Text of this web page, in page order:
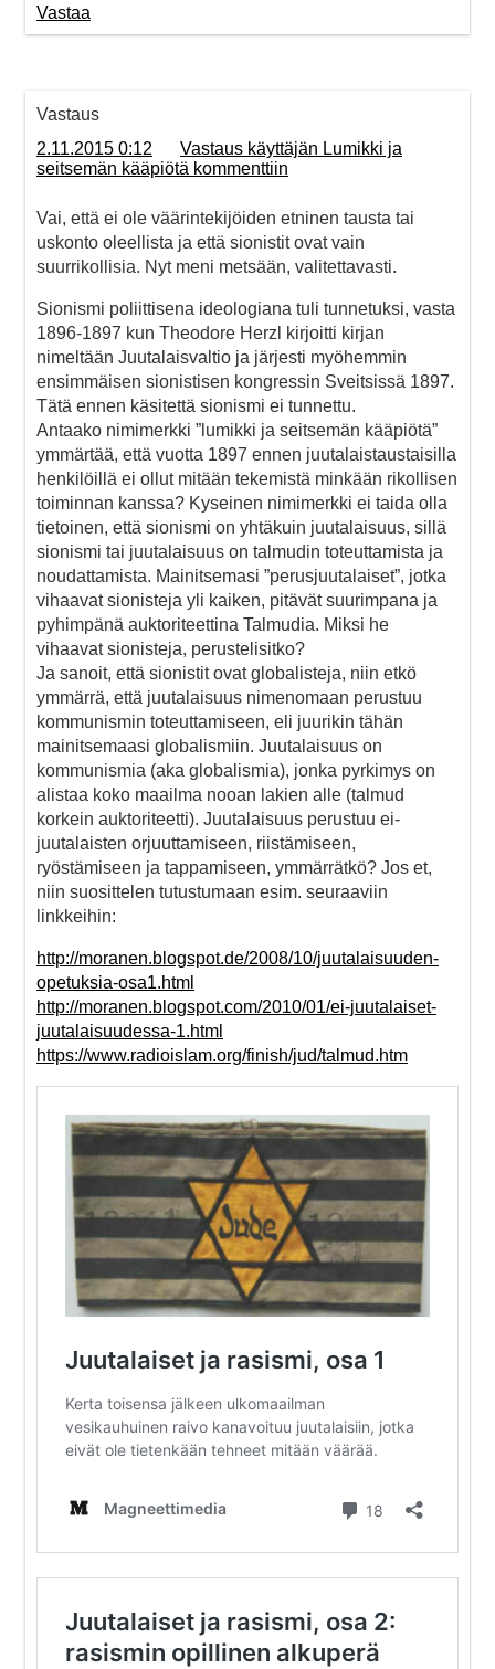
Vastaa
Vastaus
2.11.2015 0:12
Vastaus käyttäjän Lumikki ja
seitsemän kääpiötä kommenttiin
Vai, että ei ole väärintekijöiden etninen tausta tai
uskonto oleellista ja että sionistit ovat vain
suurrikollisia. Nyt meni metsään, valitettavasti.
Sionismi poliittisena ideologiana tuli tunnetuksi, vasta
1896-1897 kun Theodore Herzl kirjoitti kirjan
nimeltään Juutalaisvaltio ja järjesti myöhemmin
ensimmäisen sionistisen kongressin Sveitsissä 1897.
Tätä ennen käsitettä sionismi ei tunnettu.
Antaako nimimerkki ”lumikki ja seitsemän kääpiötä”
ymmärtää, että vuotta 1897 ennen juutalaistaustaisilla
henkilöillä ei ollut mitään tekemistä minkään rikollisen
toiminnan kanssa? Kyseinen nimimerkki ei taida olla
tietoinen, että sionismi on yhtäkuin juutalaisuus, sillä
sionismi tai juutalaisuus on talmudin toteuttamista ja
noudattamista. Mainitsemasi ”perusjuutalaiset”, jotka
vihaavat sionisteja yli kaiken, pitävät suurimpana ja
pyhimpänä auktoriteettina Talmudia. Miksi he
vihaavat sionisteja, perustelisitko?
Ja sanoit, että sionistit ovat globalisteja, niin etkö
ymmärrä, että juutalaisuus nimenomaan perustuu
kommunismin toteuttamiseen, eli juurikin tähän
mainitsemaasi globalismiin. Juutalaisuus on
kommunismia (aka globalismia), jonka pyrkimys on
alistaa koko maailma nooan lakien alle (talmud
korkein auktoriteetti). Juutalaisuus perustuu ei-
juutalaisten orjuuttamiseen, riistämiseen,
ryöstämiseen ja tappamiseen, ymmärrätkö? Jos et,
niin suosittelen tutustumaan esim. seuraaviin
linkkeihin:
http://moranen.blogspot.de/2008/10/juutalaisuuden-
opetuksia-osa1.html
http://moranen.blogspot.com/2010/01/ei-juutalaiset-
juutalaisuudessa-1.html
https://www.radioislam.org/finish/jud/talmud.htm